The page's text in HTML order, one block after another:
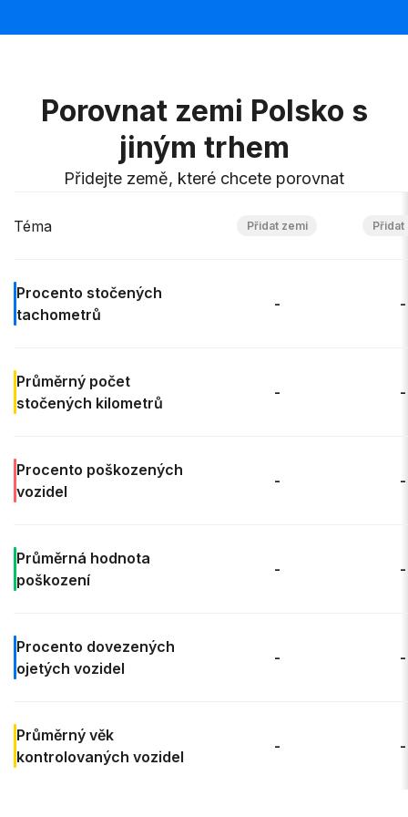
Porovnat zemi Polsko s
jiným trhem
Přidejte země, které chcete porovnat
Téma
Procento stočených
tachometrů
- -
Průměrný počet
stočených kilometrů
- -
Procento poškozených
vozidel
- -
Průměrná hodnota
poškození
- -
Procento dovezených
ojetých vozidel
- -
Průměrný věk
kontrolovaných vozidel
- -